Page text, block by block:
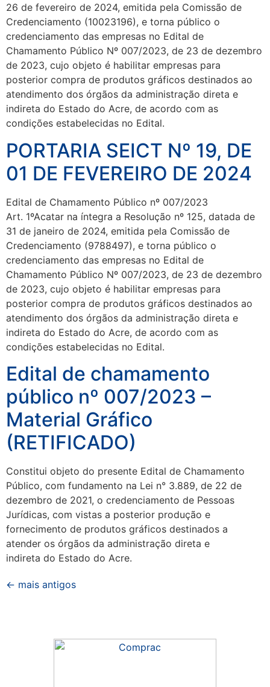
26 de fevereiro de 2024, emitida pela Comissão de
Credenciamento (10023196), e torna público o
credenciamento das empresas no Edital de
Chamamento Público Nº 007/2023, de 23 de dezembro
de 2023, cujo objeto é habilitar empresas para
posterior compra de produtos gráficos destinados ao
atendimento dos órgãos da administração direta e
indireta do Estado do Acre, de acordo com as
condições estabelecidas no Edital.
PORTARIA SEICT Nº 19, DE
01 DE FEVEREIRO DE 2024
Edital de Chamamento Público nº 007/2023
Art. 1ºAcatar na íntegra a Resolução nº 125, datada de
31 de janeiro de 2024, emitida pela Comissão de
Credenciamento (9788497), e torna público o
credenciamento das empresas no Edital de
Chamamento Público Nº 007/2023, de 23 de dezembro
de 2023, cujo objeto é habilitar empresas para
posterior compra de produtos gráficos destinados ao
atendimento dos órgãos da administração direta e
indireta do Estado do Acre, de acordo com as
condições estabelecidas no Edital.
Edital de chamamento
público nº 007/2023 –
Material Gráfico
(RETIFICADO)
Constitui objeto do presente Edital de Chamamento
Público, com fundamento na Lei n° 3.889, de 22 de
dezembro de 2021, o credenciamento de Pessoas
Jurídicas, com vistas a posterior produção e
fornecimento de produtos gráficos destinados a
atender os órgãos da administração direta e
indireta do Estado do Acre.
← mais antigos